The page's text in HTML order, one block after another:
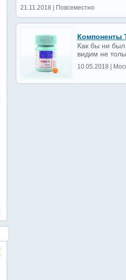
21.11.2018 | Повсеместно
Компоненты
Как бы ни был
видим не
10.05.2018 |